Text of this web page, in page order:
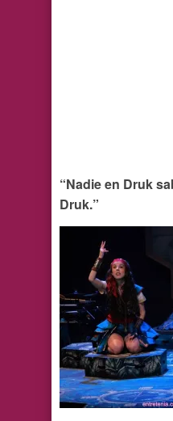
“Nadie en Druk
Druk.”